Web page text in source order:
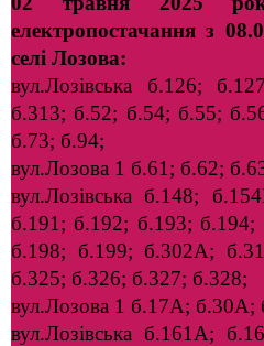
електропостачання з
селі Лозова:
вул.Лозівська б.126;
б.313; б.52; б.54; б.55;
б.73; б.94;
вул.Лозова 1 б.61; б.62;
вул.Лозівська б.148;
б.191; б.192; б.193;
б.198; б.199; б.302А;
б.325; б.326; б.327; б.328;
вул.Лозова 1 б.17А; б.30А;
вул.Лозівська б.161А;